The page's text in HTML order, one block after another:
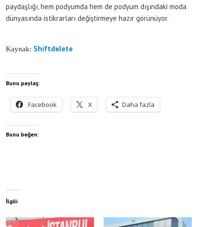
paydaşlığı, hem podyumda hem de podyum dışındaki moda
dünyasında istikrarları değiştirmeye hazır görünüyor.
Kaynak: Shiftdelete
Bunu paylaş:
Facebook X Daha fazla
Bunu beğen:
İlgili